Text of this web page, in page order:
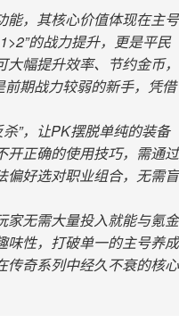
能，其核心价值体现在主号
的战力提升，更是平民
幅提升效率、节约金币，
期战力较弱的新手，凭借
”，让PK摆脱单纯的装备
开正确的使用技巧，需通过
偏好选对职业组合，无需盲
家无需大量投入就能与氪金
味性，打破单一的主号养成
传奇系列中经久不衰的核心